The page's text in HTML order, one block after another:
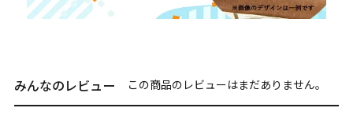
みんなのレビュー この商品のレビューはまだありません。